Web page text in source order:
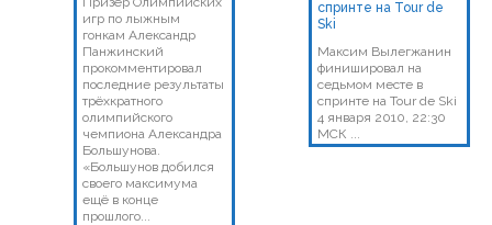
игр по лыжным
гонкам Александр
Панжинский
прокомментировал
последние результаты
трёхкратного
олимпийского
чемпиона Александра
Большунова.
«Большунов добился
своего максимума
ещё в конце
прошлого...
спринте на Tour de
Ski
Максим Вылегжанин
финишировал на
седьмом месте в
спринте на Tour de Ski
4 января 2010, 22:30